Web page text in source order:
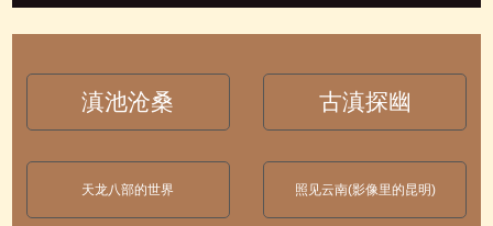
滇池沧桑 古滇探幽
天龙八部的世界 照见云南(影像里的昆明)